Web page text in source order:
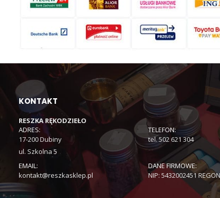
KONTAKT
RESZKA RĘKODZIEŁO
ADRES:
17-200 Dubiny
ul. Szkolna 5
TELEFON:
tel. 502 621 304
EMAIL:
kontakt@reszkasklep.pl
DANE FIRMOWE:
NIP: 5432002451